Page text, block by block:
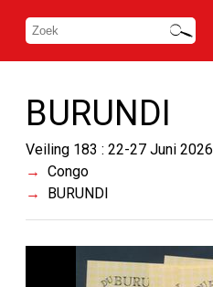
BURUNDI
Veiling 183 : 22-27 Juni 2026
Congo
BURUNDI